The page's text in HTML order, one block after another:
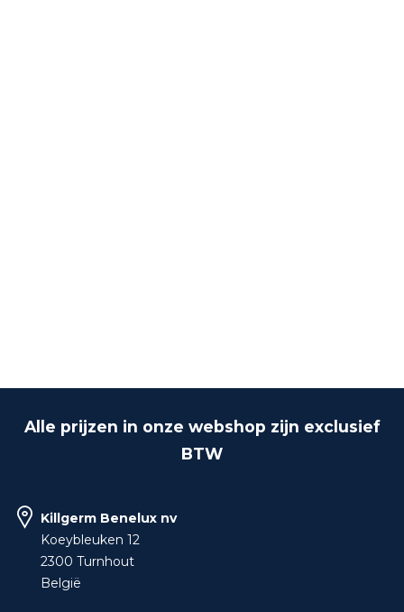
Alle prijzen in onze webshop zijn exclusief
BTW
Killgerm Benelux nv
Koeybleuken 12
2300 Turnhout
België